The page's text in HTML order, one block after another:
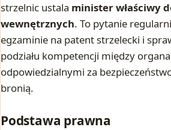
strzelnic ustala minister właściwy
wewnętrznych. To pytanie
egzaminie na patent strzelecki i
podziału kompetencji między
odpowiedzialnymi za
bronią.
Podstawa prawna